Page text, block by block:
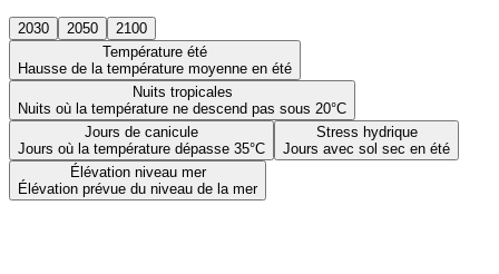
2030 2050
2100
Température été
Hausse de la température moyenne en été
Nuits tropicales
Nuits où la température ne descend pas sous 20°C
Jours de canicule
Jours où la température dépasse 35°C
Stress hydrique
Jours avec sol sec en été
Élévation niveau mer
Élévation prévue du niveau de la mer